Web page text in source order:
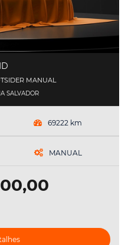
MANUAL
SALVADOR
69222 km
MANUAL